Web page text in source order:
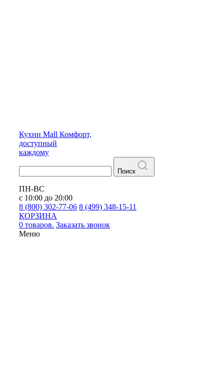
Кухни Mall Комфорт,
доступный
каждому
Поиск
ПН-ВС
с 10:00 до 20:00
8 (800) 302-77-06 8 (499) 348-15-11
КОРЗИНА
0 товаров. Заказать звонок
Меню